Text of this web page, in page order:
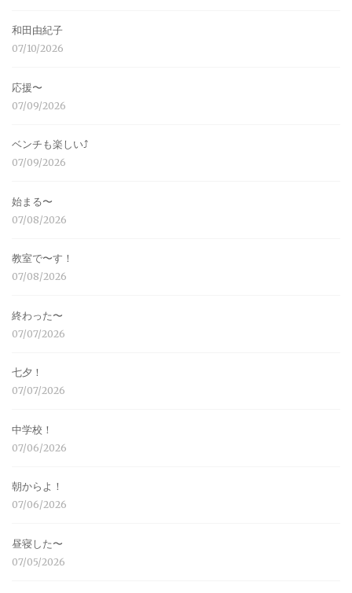
和田由紀子
07/10/2026
応援〜
07/09/2026
ベンチも楽しい⤴︎
07/09/2026
始まる〜
07/08/2026
教室で〜す！
07/08/2026
終わった〜
07/07/2026
七夕！
07/07/2026
中学校！
07/06/2026
朝からよ！
07/06/2026
昼寝した〜
07/05/2026